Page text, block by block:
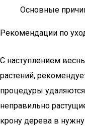
Основные
Рекомендации по
С наступлением
растений,
процедуры
неправильно
крону дерева в